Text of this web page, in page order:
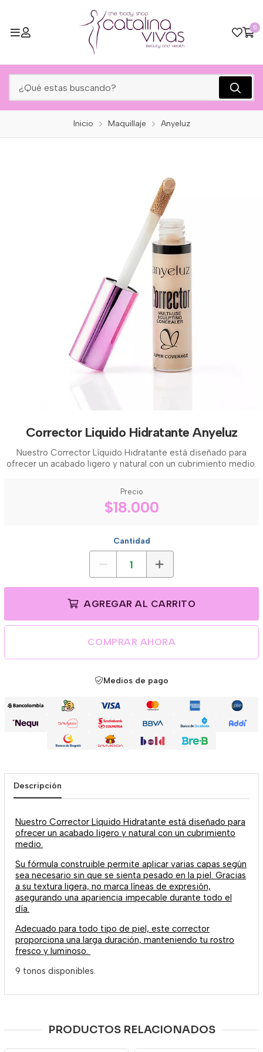
0
Inicio Maquillaje Anyeluz
Corrector Liquido Hidratante Anyeluz
Nuestro Corrector Líquido Hidratante está diseñado para
ofrecer un acabado ligero y natural con un cubrimiento medio.
Precio
$18.000
Cantidad
AGREGAR AL CARRITO
COMPRAR AHORA
Medios de pago
Descripción
Nuestro Corrector Líquido Hidratante está diseñado para
ofrecer un acabado ligero y natural con un cubrimiento
medio.
Su fórmula construible permite aplicar varias capas según
sea necesario sin que se sienta pesado en la piel. Gracias
a su textura ligera, no marca líneas de expresión,
asegurando una apariencia impecable durante todo el
día.
Adecuado para todo tipo de piel, este corrector
proporciona una larga duración, manteniendo tu rostro
fresco y luminoso.
9 tonos disponibles.
PRODUCTOS RELACIONADOS